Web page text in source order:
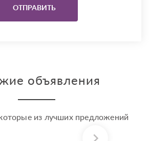
объявления
из лучших предложений